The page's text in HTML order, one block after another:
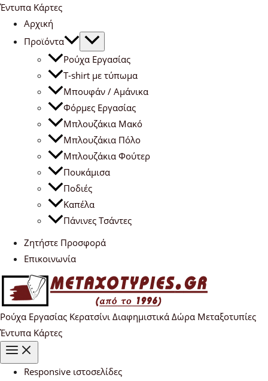
Έντυπα Κάρτες
Αρχική
Προϊόντα
Ρούχα Εργασίας
T-shirt με τύπωμα
Μπουφάν / Αμάνικα
Φόρμες Εργασίας
Μπλουζάκια Μακό
Μπλουζάκια Πόλο
Μπλουζάκια Φούτερ
Πουκάμισα
Ποδιές
Καπέλα
Πάνινες Τσάντες
Ζητήστε Προσφορά
Επικοινωνία
Ρούχα Εργασίας Κερατσίνι Διαφημιστικά Δώρα Μεταξοτυπίες
Έντυπα Κάρτες
Responsive ιστοσελίδες